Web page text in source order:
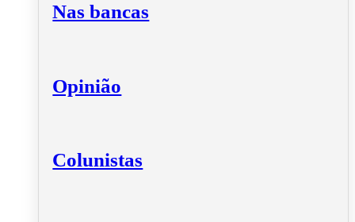
Nas bancas
Opinião
Colunistas